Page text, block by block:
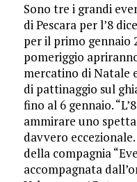
Sono tre i grandi
di Pescara per l’8
per il primo gennaio
pomeriggio
mercatino di Natale
di pattinaggio sul
fino al 6 gennaio.
ammirare uno
davvero
della compagnia
accompagnata